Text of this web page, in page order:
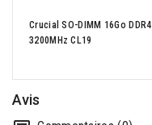
Crucial SO-DIMM 16Go DDR4
3200MHz CL19
Avis